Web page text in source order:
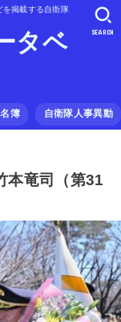
を掲載する自衛隊
タベ
簿 自衛隊人事異動
SEARCH
本竜司（第31